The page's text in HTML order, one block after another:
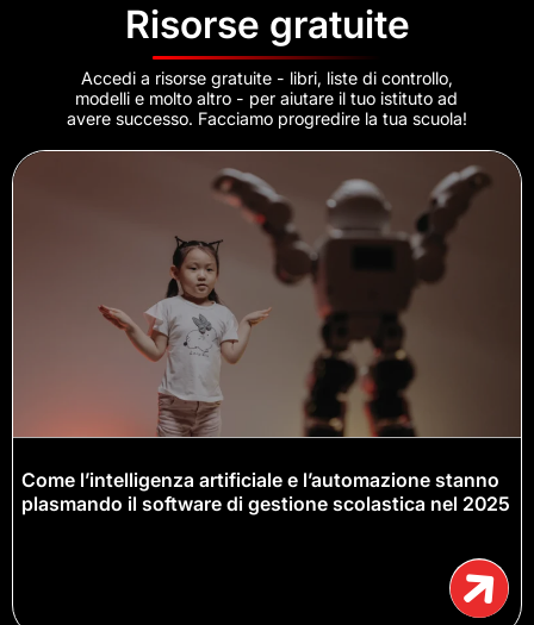
Risorse gratuite
Accedi a risorse gratuite - libri, liste di controllo,
modelli e molto altro - per aiutare il tuo istituto ad
avere successo. Facciamo progredire la tua scuola!
Come l’intelligenza artificiale e l’automazione stanno
plasmando il software di gestione scolastica nel 2025